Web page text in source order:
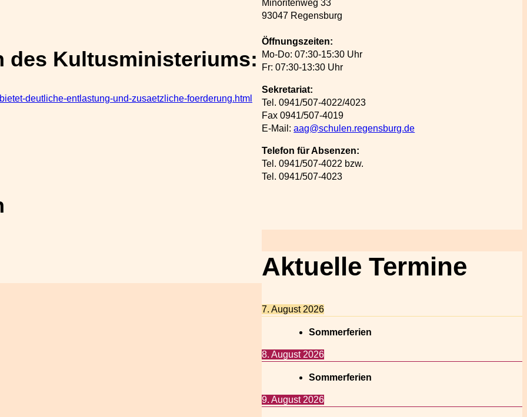
des Kultusministeriums:
deutliche-entlastung-und-zusaetzliche-foerderung.html
Minoritenweg 33
93047 Regensburg
Öffnungszeiten:
Mo-Do: 07:30-15:30 Uhr
Fr: 07:30-13:30 Uhr
Sekretariat:
Tel. 0941/507-4022/4023
Fax 0941/507-4019
E-Mail:aag@schulen.regensburg.de
Telefon für Absenzen:
Tel. 0941/507-4022 bzw.
Tel. 0941/507-4023
Aktuelle Termine
7. August 2026
Sommerferien
8. August 2026
Sommerferien
9. August 2026